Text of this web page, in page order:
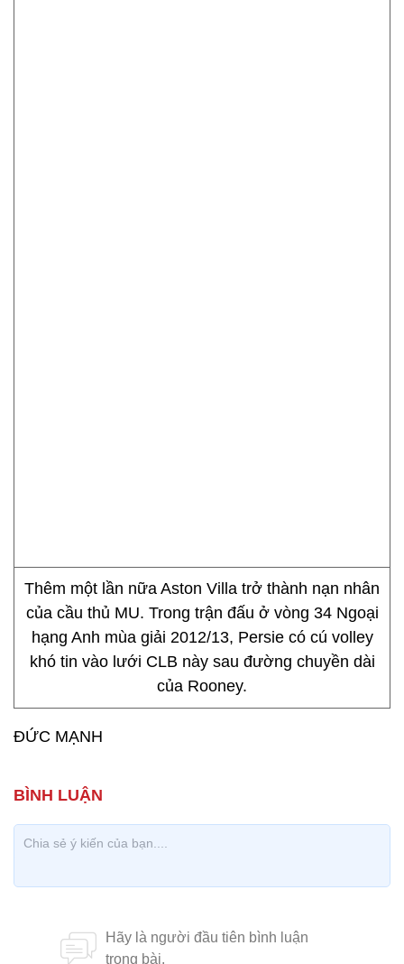
Thêm một lần nữa Aston Villa trở thành nạn nhân
của cầu thủ MU. Trong trận đấu ở vòng 34 Ngoại
hạng Anh mùa giải 2012/13, Persie có cú volley
khó tin vào lưới CLB này sau đường chuyền dài
của Rooney.
ĐỨC MẠNH